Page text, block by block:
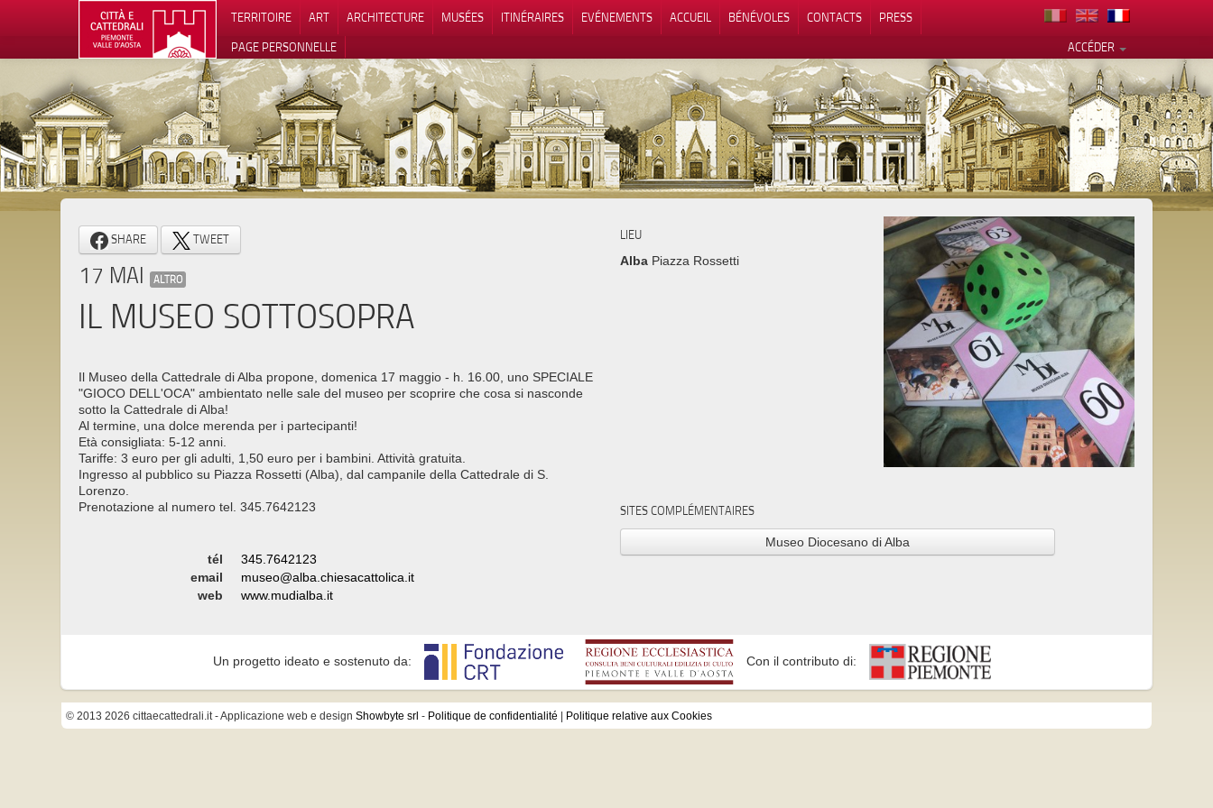
TERRITOIRE ART ARCHITECTURE MUSÉES ITINÉRAIRES EVÉNEMENTS ACCUEIL BÉNÉVOLES CONTACTS
PRESS
ACCÉDER
PAGE PERSONNELLE
SHARE TWEET
17 MAI ALTRO
IL MUSEO SOTTOSOPRA
Il Museo della Cattedrale di Alba propone, domenica 17 maggio - h. 16.00, uno SPECIALE
"GIOCO DELL'OCA" ambientato nelle sale del museo per scoprire che cosa si nasconde
sotto la Cattedrale di Alba!
Al termine, una dolce merenda per i partecipanti!
Età consigliata: 5-12 anni.
Tariffe: 3 euro per gli adulti, 1,50 euro per i bambini. Attività gratuita.
Ingresso al pubblico su Piazza Rossetti (Alba), dal campanile della Cattedrale di S.
Lorenzo.
Prenotazione al numero tel. 345.7642123
tél
345.7642123
email
museo@alba.chiesacattolica.it
web
www.mudialba.it
LIEU
AlbaPiazza Rossetti
SITES COMPLÉMENTAIRES
Museo Diocesano di Alba
Un progetto ideato e sostenuto da: Con il contributo di:
© 2013 2026 cittaecattedrali.it - Applicazione web e design Showbyte srl - Politique de confidentialité | Politique relative aux Cookies
Vos choix en matière de confidentialité